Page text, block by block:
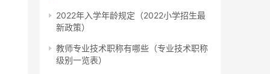
2022年入学年龄规定（2022小学招生最
新政策）
教师专业技术职称有哪些（专业技术职称
级别一览表）